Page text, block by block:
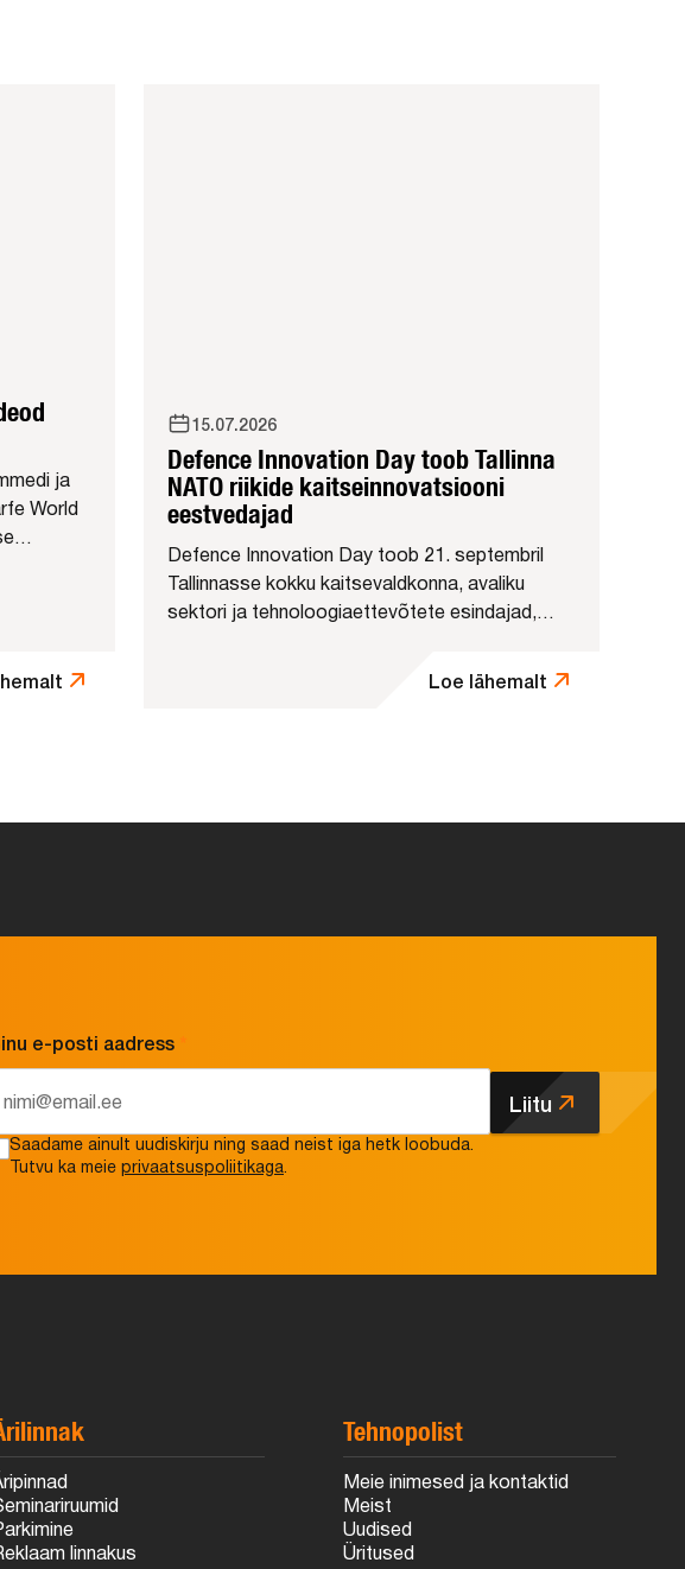
ja
World
15.07.2026
Defence Innovation Day toob Tallinna
NATO riikide kaitseinnovatsiooni
eestvedajad
Defence Innovation Day toob 21. septembril
Tallinnasse kokku kaitsevaldkonna, avaliku
sektori ja tehnoloogiaettevõtete esindajad,
NATO riikidest. Päeva keskmes on praktilised
võimalused kaitse- ja kaksikkasutusega
Loe lähemalt
e-posti aadress
Saadame ainult uudiskirju ning saad neist iga hetk loobuda.
Tutvu ka meieprivaatsuspoliitikaga.
Liitu
linnakus
Tehnopolist
Meie inimesed ja kontaktid
Meist
Uudised
Üritused